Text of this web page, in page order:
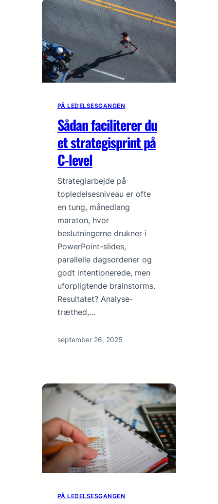
PÅ LEDELSESGANGEN
Sådan faciliterer du
et strategisprint på
C-level
Strategiarbejde på
topledelsesniveau er ofte
en tung, månedlang
maraton, hvor
beslutningerne drukner i
PowerPoint-slides,
parallelle dagsordener og
godt intentionerede, men
uforpligtende brainstorms.
Resultatet? Analyse-
træthed,…
september 26, 2025
PÅ LEDELSESGANGEN